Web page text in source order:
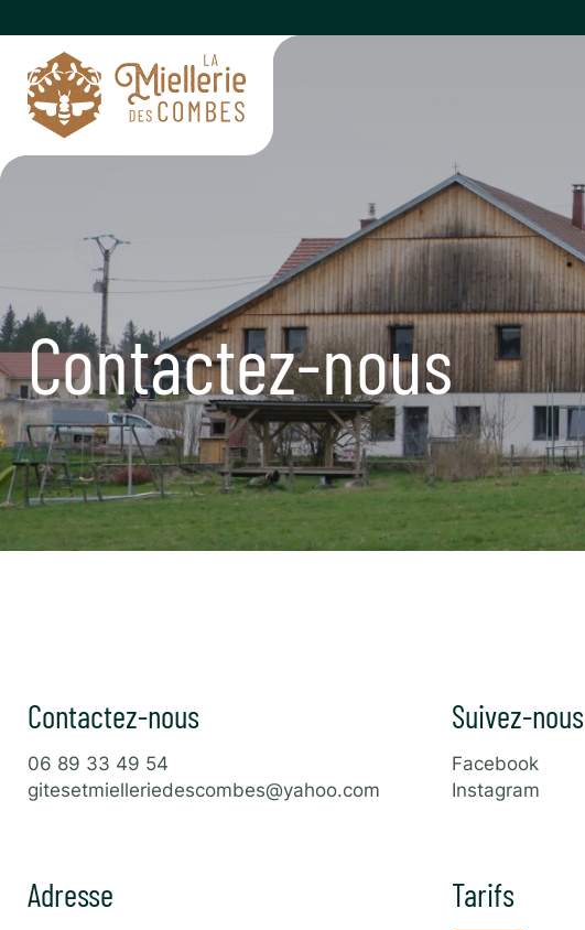
Contactez-nous
Contactez-nous
06 89 33 49 54
gitesetmielleriedescombes@yahoo.com
Suivez-nous
Facebook
Instagram
Adresse Tarifs